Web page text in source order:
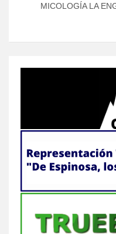
MICOLOGÍA LA